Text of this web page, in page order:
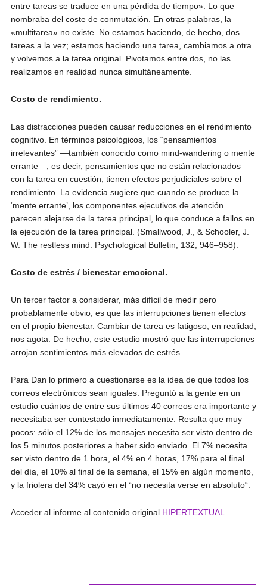
entre tareas se traduce en una pérdida de tiempo». Lo que
nombraba del coste de conmutación. En otras palabras, la
«multitarea» no existe. No estamos haciendo, de hecho, dos
tareas a la vez; estamos haciendo una tarea, cambiamos a otra
y volvemos a la tarea original. Pivotamos entre dos, no las
realizamos en realidad nunca simultáneamente.
Costo de rendimiento.
Las distracciones pueden causar reducciones en el rendimiento
cognitivo. En términos psicológicos, los “pensamientos
irrelevantes” —también conocido como mind-wandering o mente
errante—, es decir, pensamientos que no están relacionados
con la tarea en cuestión, tienen efectos perjudiciales sobre el
rendimiento. La evidencia sugiere que cuando se produce la
‘mente errante’, los componentes ejecutivos de atención
parecen alejarse de la tarea principal, lo que conduce a fallos en
la ejecución de la tarea principal. (Smallwood, J., & Schooler, J.
W. The restless mind. Psychological Bulletin, 132, 946–958).
Costo de estrés / bienestar emocional.
Un tercer factor a considerar, más difícil de medir pero
probablamente obvio, es que las interrupciones tienen efectos
en el propio bienestar. Cambiar de tarea es fatigoso; en realidad,
nos agota. De hecho, este estudio mostró que las interrupciones
arrojan sentimientos más elevados de estrés.
Para Dan lo primero a cuestionarse es la idea de que todos los
correos electrónicos sean iguales. Preguntó a la gente en un
estudio cuántos de entre sus últimos 40 correos era importante y
necesitaba ser contestado inmediatamente. Resulta que muy
pocos: sólo el 12% de los mensajes necesita ser visto dentro de
los 5 minutos posteriores a haber sido enviado. El 7% necesita
ser visto dentro de 1 hora, el 4% en 4 horas, 17% para el final
del día, el 10% al final de la semana, el 15% en algún momento,
y la friolera del 34% cayó en el “no necesita verse en absoluto“.
Acceder al informe al contenido original HIPERTEXTUAL